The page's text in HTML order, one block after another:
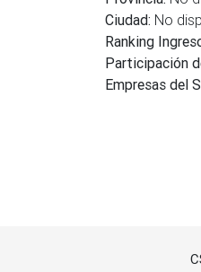
Ciudad: No
Ranking
Participación
Empresas del